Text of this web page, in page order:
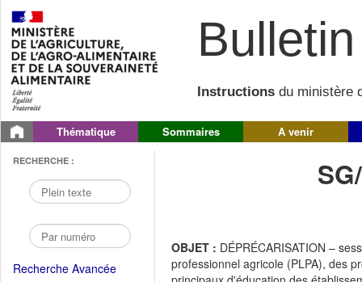
Instructions du ministère
Thématique Sommaires A venir
RECHERCHE :
Recherche Avancée
OBJET : DÉPRÉCARISATION –
professionnel agricole (PLPA), des